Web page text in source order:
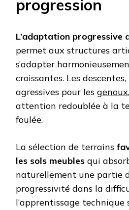
progression
L’adaptation progressive
permet aux structures
s’adapter
croissantes. Les
agressives pour les genoux
attention redoublée à la
foulée.
La sélection de terrains
les sols meubles qui
naturellement une partie
progressivité dans la
l’apprentissage technique